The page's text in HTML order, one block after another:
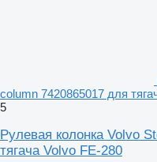
column 7420865017 для
5
Рулевая колонка Volvo
тягача Volvo FE-280